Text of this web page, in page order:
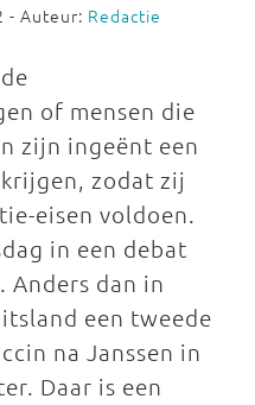
- Auteur: Redactie
of mensen die
zijn ingeënt een
zodat zij
eisen voldoen.
in een debat
Anders dan in
een tweede
na Janssen in
Daar is een